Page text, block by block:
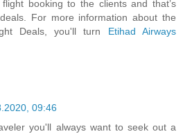
booking to the clients and that’s
For more information about the
Deals, you'll turn Etihad Airways
09:46
you'll always want to seek out a